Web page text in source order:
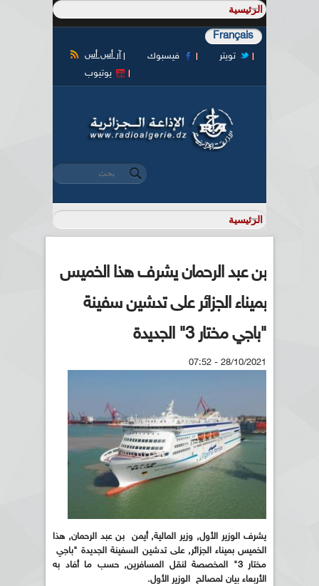
Français
آر أس أس فيسبوك
تويتر
يوتيوب
استمارة البحث
‏بحث ‏
بن عبد الرحمان يشرف هذا الخميس
بميناء الجزائر على تدشين سفينة
"باجي مختار 3" الجديدة
28/10/2021 - 07:52
يشرف الوزير الأول, وزير المالية, أيمن بن عبد الرحمان, هذا
الخميس بميناء الجزائر, على تدشين السفينة الجديدة "باجي
مختار 3" المخصصة لنقل المسافرين, حسب ما أفاد به
الأربعاء بيان لمصالح الوزير الأول.